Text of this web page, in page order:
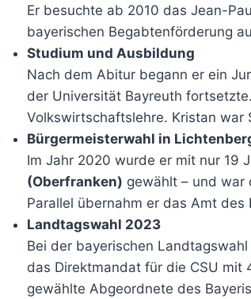
Er besuchte ab 2010 das Jean-
bayerischen Begabtenförderung
Studium und Ausbildung
Nach dem Abitur begann er ein
der Universität Bayreuth
Volkswirtschaftslehre. Kristan
Bürgermeisterwahl in
Im Jahr 2020 wurde er mit nur 19
(Oberfranken) gewählt – und war
Parallel übernahm er das Amt des
Landtagswahl 2023
Bei der bayerischen
das Direktmandat für die CSU
gewählte Abgeordnete des